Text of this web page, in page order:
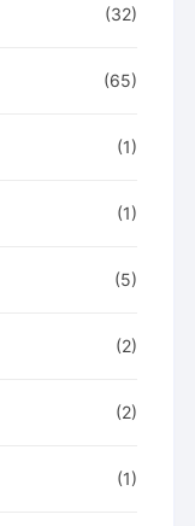
(32)
(65)
(1)
(1)
(5)
(2)
(2)
(1)